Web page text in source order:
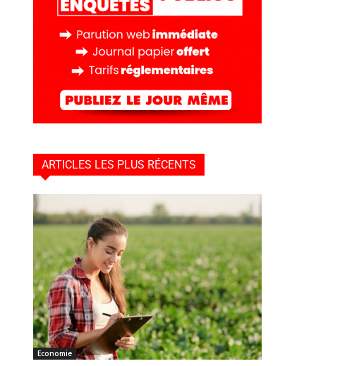
ARTICLES LES PLUS RÉCENTS
Economie